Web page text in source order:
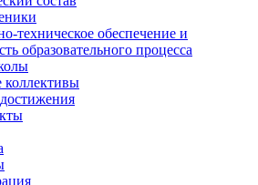
техническое обеспечение и
образовательного процесса
коллективы